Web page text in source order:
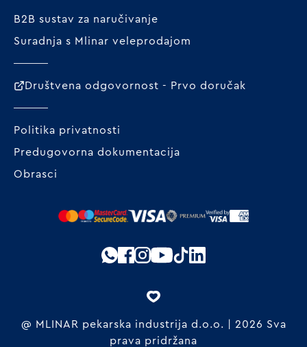
B2B sustav za naručivanje
Suradnja s Mlinar veleprodajom
Društvena odgovornost - Prvo doručak
Politika privatnosti
Predugovorna dokumentacija
Obrasci
@ MLINAR pekarska industrija d.o.o. | 2026 Sva
prava pridržana